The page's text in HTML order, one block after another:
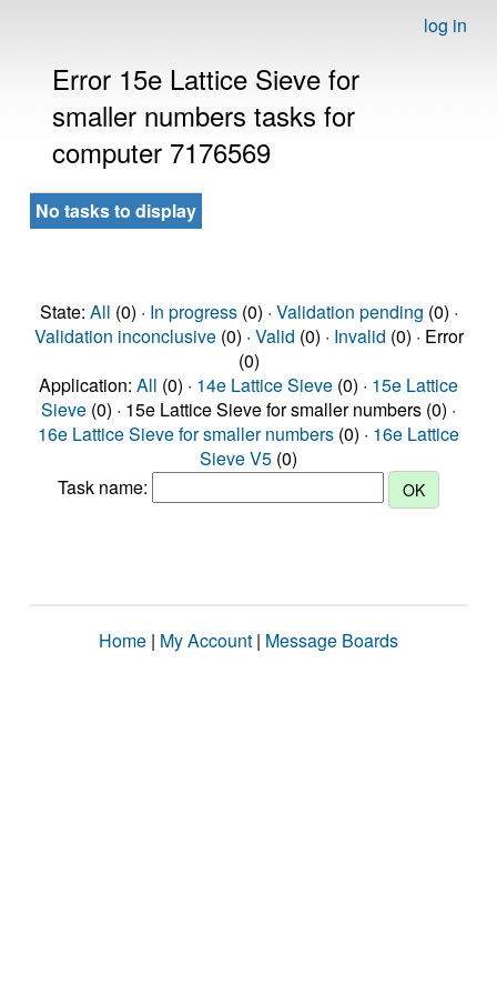
log in
Error 15e Lattice Sieve for
smaller numbers tasks for
computer 7176569
No tasks to display
State: All (0) · In progress(0) · Validation pending (0) ·
Validation inconclusive(0) · Valid (0) · Invalid (0) · Error
(0)
Application: All (0) · 14e Lattice Sieve (0) · 15e Lattice
Sieve (0) · 15e Lattice Sieve for smaller numbers (0) ·
16e Lattice Sieve for smaller numbers (0) · 16e Lattice
Sieve V5 (0)
Task name:
Home | My Account | Message Boards